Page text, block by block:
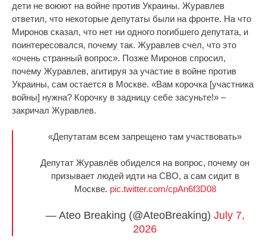
дети не воюют на войне против Украины. Журавлев
ответил, что некоторые депутаты были на фронте. На что
Миронов сказал, что нет ни одного погибшего депутата, и
поинтересовался, почему так. Журавлев счел, что это
«очень странный вопрос». Позже Миронов спросил,
почему Журавлев, агитируя за участие в войне против
Украины, сам остается в Москве. «Вам корочка [участника
войны] нужна? Корочку в задницу себе засуньте!» –
закричал Журавлев.
«Депутатам всем запрещено там участвовать»
Депутат Журавлёв обиделся на вопрос, почему он
призывает людей идти на СВО, а сам сидит в
Москве. pic.twitter.com/cpAn6f3D08
— Ateo Breaking (@AteoBreaking) July 7,
2026